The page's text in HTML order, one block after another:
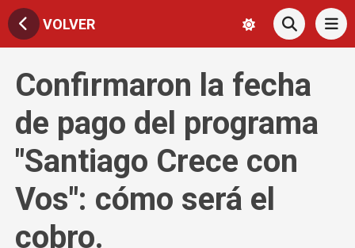
VOLVER
Confirmaron la fecha
de pago del programa
"Santiago Crece con
Vos": cómo será el
cobro.